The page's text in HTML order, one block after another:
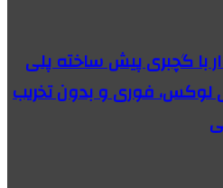
با گچبری پیش ساخته پلی
لوکس، فوری و بدون تخریب